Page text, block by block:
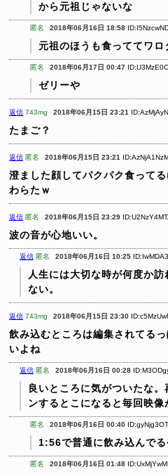
から元祖じゃないな
匿名 2018年06月16日 18:58
元祖のほうも食っててワロ
匿名 2018年06月17日 00:47
ゼリーや
返信 743mg 2018年06月15日 23:21
たまご？
返信 匿名 2018年06月15日 23:21
澄ました顔してパクパク食って
わらたｗ
返信 匿名 2018年06月15日 23:29
波の音が心地いい。
返信 匿名 2018年06月16日 10:25
人生には大切な時が何度か訪
ない。
返信 743mg 2018年06月15日 23:30
飲み込むところは編集されてるっ
いよね
返信 匿名 2018年06月16日 00:28
良いところに気がついたな
ンするとこになると毎回映
匿名 2018年06月16日 00:40
1:56で普通に飲み込んでる
匿名 2018年06月16日 01:48